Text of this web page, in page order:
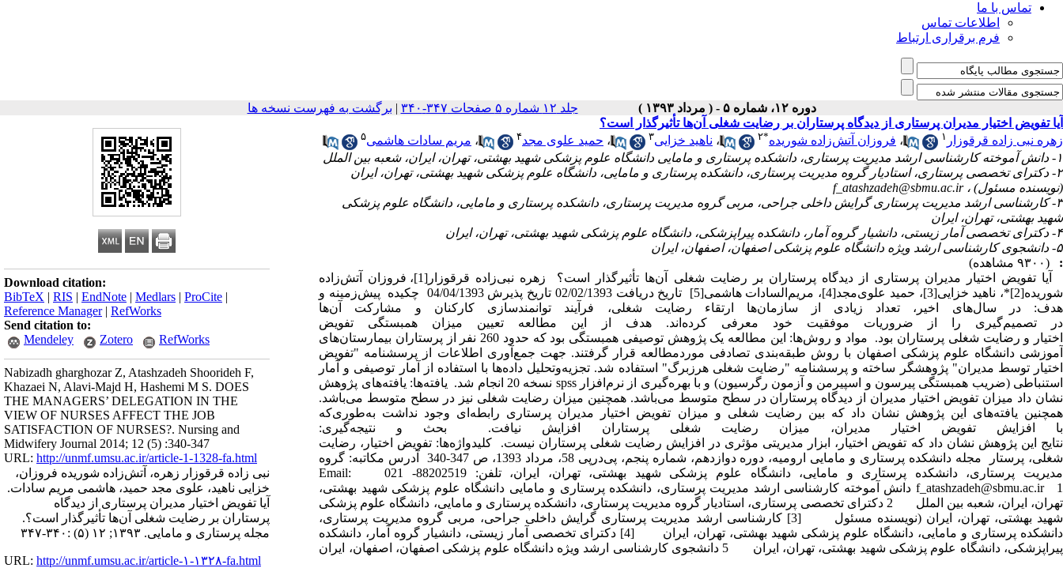
تماس با ما
اطلاعات تماس
فرم برقراری ارتباط
دوره ۱۲، شماره ۵ - ( مرداد ۱۳۹۳ ) جلد ۱۲ شماره ۵ صفحات ۳۴۷-۳۴۰ | برگشت به فهرست نسخه ها
Download citation:
BibTeX | RIS | EndNote | Medlars | ProCite |
Reference Manager| RefWorks
Send citation to:
Mendeley
Zotero RefWorks
Nabizadh gharghozar Z, Atashzadeh Shoorideh F,
Khazaei N, Alavi-Majd H, Hashemi M S. DOES
THE MANAGERS’ DELEGATION IN THE
VIEW OF NURSES AFFECT THE JOB
SATISFACTION OF NURSES?. Nursing and
Midwifery Journal 2014; 12 (5) :340-347
URL: http://unmf.umsu.ac.ir/article-1-1328-fa.html
نبی زاده قرقوزار زهره، آتش‌زاده شوریده فروزان،
خزایی ناهید، علوی مجد حمید، هاشمی مریم سادات.
آیا تفویض اختیار مدیران پرستاری از دیدگاه
پرستاران بر رضایت شغلی آن‌ها تأثیرگذار است؟.
مجله پرستاری و مامایی. ۱۳۹۳; ۱۲ (۵) :۳۴۰-۳۴۷
URL: http://unmf.umsu.ac.ir/article-۱-۱۳۲۸-fa.html
آیا تفویض اختیار مدیران پرستاری از دیدگاه پرستاران بر رضایت شغلی آن‌ها تأثیرگذار است؟
زهره نبی زاده قرقوزار ۱ ، فروزان آتش‌زاده شوریده*۲ ، ناهید خزایی۳ ، حمید علوی مجد۴ ، مریم سادات هاشمی۵
۱- دانش آموخته کارشناسی ارشد مدیریت پرستاری، دانشکده پرستاری و مامایی دانشگاه علوم پزشکی شهید بهشتی، تهران، ایران، شعبه بین الملل
۲- دکترای تخصصی پرستاری، استادیار گروه مدیریت پرستاری، دانشکده پرستاری و مامایی، دانشگاه علوم پزشکی شهید بهشتی، تهران، ایران
(نویسنده مسئول) ،f_atashzadeh@sbmu.ac.ir
۳- کارشناسی ارشد مدیریت پرستاری گرایش داخلی جراحی، مربی گروه مدیریت پرستاری، دانشکده پرستاری و مامایی، دانشگاه علوم پزشکی
شهید بهشتی، تهران، ایران
۴- دکترای تخصصی آمار زیستی، دانشیار گروه آمار، دانشکده پیراپزشکی، دانشگاه علوم پزشکی شهید بهشتی، تهران، ایران
۵- دانشجوی کارشناسی ارشد ویژه دانشگاه علوم پزشکی اصفهان، اصفهان، ایران
:
(۹۳۰۰ مشاهده)
آیا تفویض اختیار مدیران پرستاری از دیدگاه پرستاران بر رضایت شغلی آن‌ها تأثیرگذار است؟ زهره نبی‌زاده قرقوزار[1]، فروزان آتش‌زاده
شوریده[2]*، ناهید خزایی[3]، حمید علوی‌مجد[4]، مریم‌السادات هاشمی[5] تاریخ دریافت 02/02/1393 تاریخ پذیرش 04/04/1393 چکیده پیش‌زمینه و
هدف: در سال‌های اخیر، تعداد زیادی از سازمان‌ها ارتقاء رضایت شغلی، فرآیند توانمندسازی کارکنان و مشارکت آن‌ها
در تصمیم‌گیری را از ضروریات موفقیت خود معرفی کرده‌اند. هدف از این مطالعه تعیین میزان همبستگی تفویض
اختیار و رضایت شغلی پرستاران بود. مواد و روش‌ها: این مطالعه یک پژوهش توصیفی همبستگی بود که حدود 260 نفر از پرستاران بیمارستان‌های
آموزشی دانشگاه علوم پزشکی اصفهان با روش طبقه‌بندی تصادفی موردمطالعه قرار گرفتند. جهت جمع‌آوری اطلاعات از پرسشنامه "تفویض
اختیار توسط مدیران" پژوهشگر ساخته و پرسشنامه "رضایت شغلی هرزبرگ" استفاده شد. تجزیه‌وتحلیل داده‌ها با استفاده از آمار توصیفی و آمار
استنباطی (ضریب همبستگی پیرسون و اسپیرمن و آزمون رگرسیون) و با بهره‌گیری از نرم‌افزار spss نسخه 20 انجام شد. یافته‌ها: یافته‌های پژوهش
نشان داد میزان تفویض اختیار مدیران از دیدگاه پرستاران در سطح متوسط می‌باشد. همچنین میزان رضایت شغلی نیز در سطح متوسط می‌باشد.
همچنین یافته‌های این پژوهش نشان داد که بین رضایت شغلی و میزان تفویض اختیار مدیران پرستاری رابطه‌ای وجود نداشت به‌طوری‌که
با افزایش تفویض اختیار مدیران، میزان رضایت شغلی پرستاران افزایش نیافت. بحث و نتیجه‌گیری:
نتایج این پژوهش نشان داد که تفویض اختیار، ابزار مدیریتی مؤثری در افزایش رضایت شغلی پرستاران نیست. کلیدواژه‌ها: تفویض اختیار، رضایت
شغلی، پرستار مجله دانشکده پرستاری و مامایی ارومیه، دوره دوازدهم، شماره پنجم، پی‌درپی 58، مرداد 1393، ص 347-340 آدرس مکاتبه: گروه
مدیریت پرستاری، دانشکده پرستاری و مامایی، دانشگاه علوم پزشکی شهید بهشتی، تهران، ایران، تلفن: 88202519- 021 Email:
f_atashzadeh@sbmu.ac.ir 1 دانش آموخته کارشناسی ارشد مدیریت پرستاری، دانشکده پرستاری و مامایی دانشگاه علوم پزشکی شهید بهشتی،
تهران، ایران، شعبه بین الملل 2 دکترای تخصصی پرستاری، استادیار گروه مدیریت پرستاری، دانشکده پرستاری و مامایی، دانشگاه علوم پزشکی
شهید بهشتی، تهران، ایران (نویسنده مسئول [3] کارشناسی ارشد مدیریت پرستاری گرایش داخلی جراحی، مربی گروه مدیریت پرستاری،
دانشکده پرستاری و مامایی، دانشگاه علوم پزشکی شهید بهشتی، تهران، ایران [4] دکترای تخصصی آمار زیستی، دانشیار گروه آمار، دانشکده
پیراپزشکی، دانشگاه علوم پزشکی شهید بهشتی، تهران، ایران 5 دانشجوی کارشناسی ارشد ویژه دانشگاه علوم پزشکی اصفهان، اصفهان، ایران